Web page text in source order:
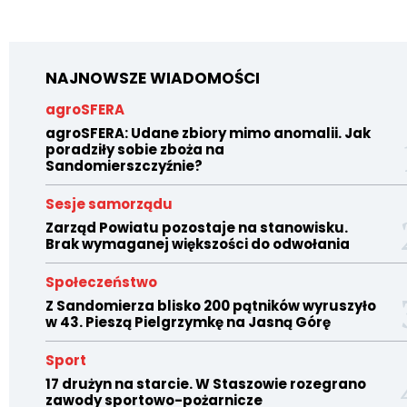
NAJNOWSZE WIADOMOŚCI
agroSFERA
agroSFERA: Udane zbiory mimo anomalii. Jak
poradziły sobie zboża na
Sandomierszczyźnie?
Sesje samorządu
Zarząd Powiatu pozostaje na stanowisku.
Brak wymaganej większości do odwołania
Społeczeństwo
Z Sandomierza blisko 200 pątników wyruszyło
w 43. Pieszą Pielgrzymkę na Jasną Górę
Sport
17 drużyn na starcie. W Staszowie rozegrano
zawody sportowo-pożarnicze